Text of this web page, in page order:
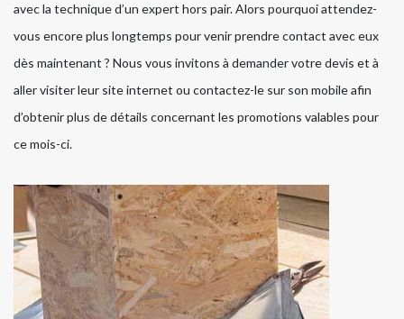
avec la technique d’un expert hors pair. Alors pourquoi attendez-
vous encore plus longtemps pour venir prendre contact avec eux
dès maintenant ? Nous vous invitons à demander votre devis et à
aller visiter leur site internet ou contactez-le sur son mobile afin
d’obtenir plus de détails concernant les promotions valables pour
ce mois-ci.